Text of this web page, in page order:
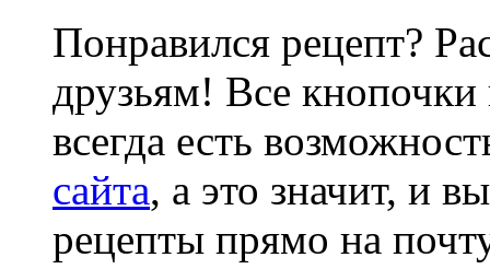
Понравился рецепт?
друзьям! Все кнопочки
всегда есть
сайта, а это значит, и
рецепты прямо на